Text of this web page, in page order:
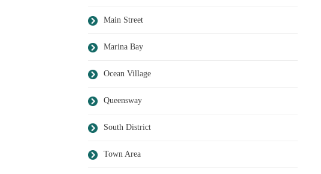
Main Street
Marina Bay
Ocean Village
Queensway
South District
Town Area